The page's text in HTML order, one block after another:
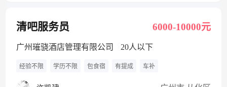
清吧服务员 6000-10000元
广州璀骁酒店管理有限公司 20人以下
经验不限 学历不限 包食宿 有提成 车补